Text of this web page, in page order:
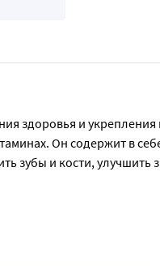
здоровья и
Он содержит в
зубы и кости, улучшить
а также при